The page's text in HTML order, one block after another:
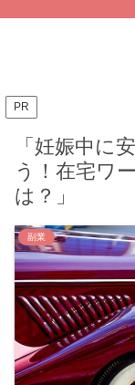
PR
「妊娠中に
う！在宅ワ
は？」
副業